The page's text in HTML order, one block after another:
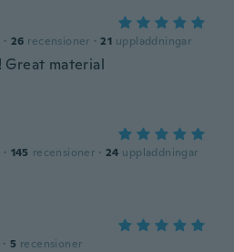
· 26 recensioner · 21 uppladdningar
material
· 145 recensioner · 24 uppladdningar
· 5 recensioner